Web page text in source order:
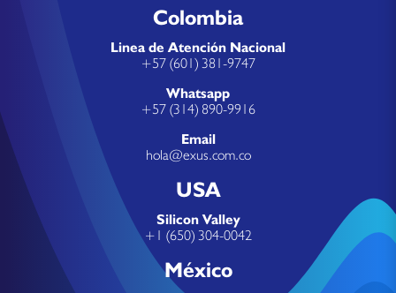
Colombia
Linea de Atención Nacional
+57 (601) 381-9747
Whatsapp
+57 (314) 890-9916
Email
hola@exus.com.co
USA
Silicon Valley
+1 (650) 304-0042
México